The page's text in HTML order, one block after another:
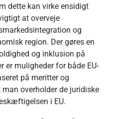
dette kan virke ensidigt
at overveje
og
region. Der gøres en
og inklusion på
er muligheder for både EU-
på meritter og
overholder de juridiske
i EU.